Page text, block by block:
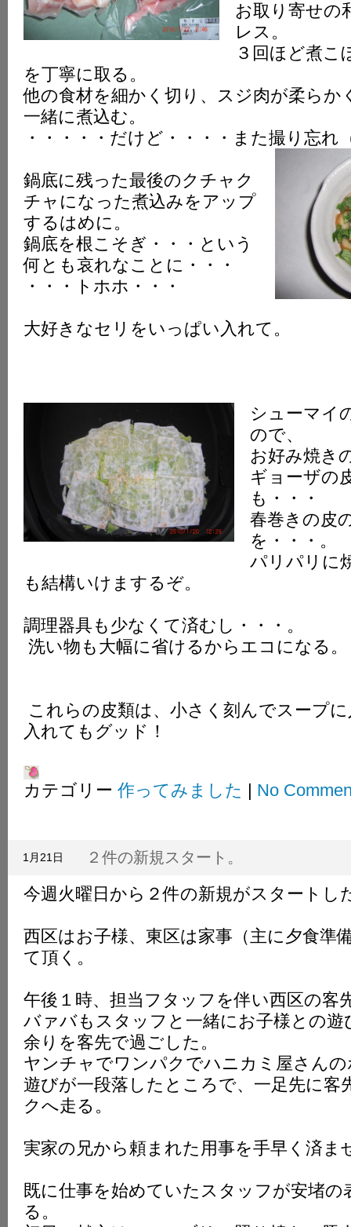
お取り寄せの
レス。
３回ほど煮こ
を丁寧に取る。
他の食材を細かく切り、スジ肉が柔らか
一緒に煮込む。
・・・・・だけど・・・・また撮り忘れ
鍋底に残った最後のクチャク
チャになった煮込みをアップ
するはめに。
鍋底を根こそぎ・・・という
何とも哀れなことに・・・
・・・トホホ・・・
大好きなセリをいっぱい入れて。
シューマイ
ので、
お好み焼き
ギョーザの
も・・・
春巻きの皮
を・・・。
パリパリに
も結構いけまするぞ。
調理器具も少なくて済むし・・・。
洗い物も大幅に省けるからエコになる。
これらの皮類は、小さく刻んでスープ
入れてもグッド！
カテゴリー 作ってみました No
２件の新規スタート。
1月21日
今週火曜日から２件の新規がスタートし
西区はお子様、東区は家事（主に夕食準
て頂く。
午後１時、担当フタッフを伴い西区の客
バァバもスタッフと一緒にお子様との遊
余りを客先で過ごした。
ヤンチャでワンパクでハニカミ屋さん
遊びが一段落したところで、一足先に客
クへ走る。
実家の兄から頼まれた用事を手早く済ま
既に仕事を始めていたスタッフが安堵の
る。